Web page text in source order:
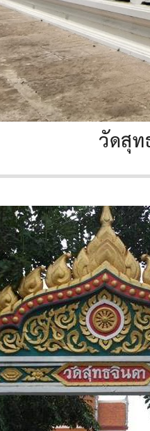
วัดสุ